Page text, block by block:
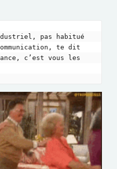
pas habitué
te dit
c’est vous les